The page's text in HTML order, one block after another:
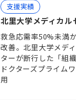
支援実績
北里大学メディカル
救急応需率50%未満
改善。北里大学メデ
ターが断行した「組
ドクターズプライム
用